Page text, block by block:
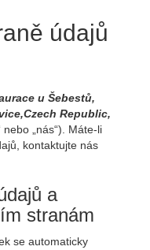
údajů
u Šebestů,
Republic,
nebo „nás“). Máte-li
kontaktujte nás
a
stranám
se automaticky